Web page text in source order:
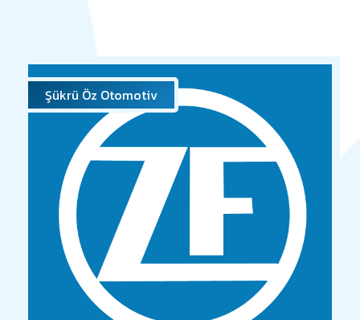
Şükrü Öz Otomotiv